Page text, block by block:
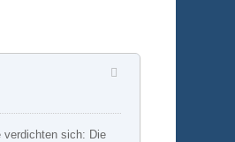
verdichten sich: Die